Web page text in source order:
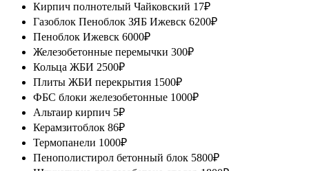
Кирпич полнотелый Чайковский 17₽
Газоблок Пеноблок ЗЯБ Ижевск 6200₽
Пеноблок Ижевск 6000₽
Железобетонные перемычки 300₽
Кольца ЖБИ 2500₽
Плиты ЖБИ перекрытия 1500₽
ФБС блоки железобетонные 1000₽
Альтаир кирпич 5₽
Керамзитоблок 86₽
Термопанели 1000₽
Пенополистирол бетонный блок 5800₽